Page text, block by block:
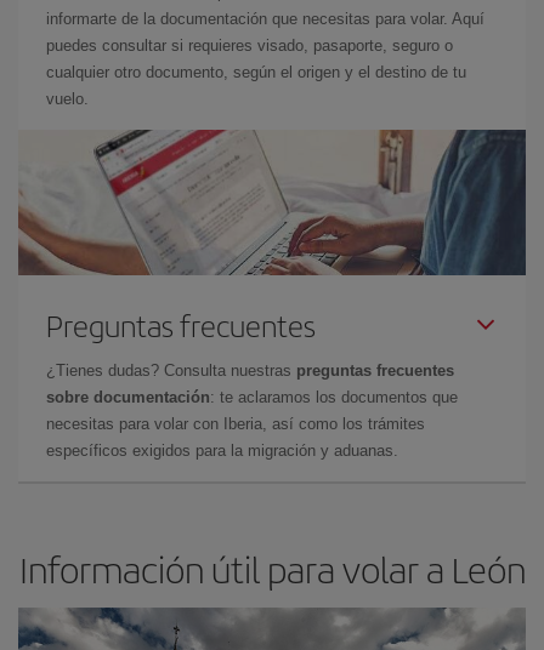
informarte de la documentación que necesitas para volar. Aquí
puedes consultar si requieres visado, pasaporte, seguro o
cualquier otro documento, según el origen y el destino de tu
vuelo.
Preguntas frecuentes
¿Tienes dudas? Consulta nuestras preguntas frecuentes
sobre documentación: te aclaramos los documentos que
necesitas para volar con Iberia, así como los trámites
específicos exigidos para la migración y aduanas.
Información útil para volar a León